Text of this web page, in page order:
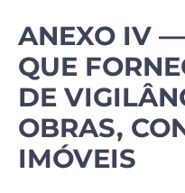
ANEXO IV
QUE
DE
OBRAS,
IMÓVEIS